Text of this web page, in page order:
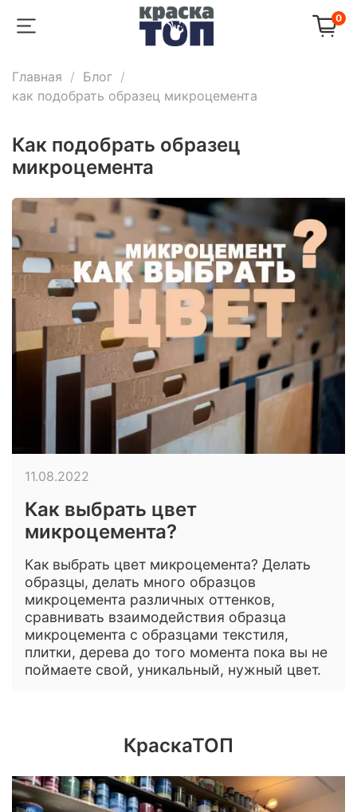
0
Главная
Блог
как подобрать образец микроцемента
как подобрать образец
микроцемента
Как выбрать цвет
микроцемента?
Как выбрать цвет микроцемента? Делать
образцы, делать много образцов
микроцемента различных оттенков,
сравнивать взаимодействия образца
микроцемента с образцами текстиля,
плитки, дерева до того момента пока вы не
поймаете свой, уникальный, нужный цвет.
11.08.2022
КраскаТОП